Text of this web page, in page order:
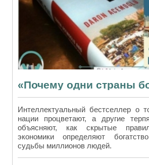
Интеллектуальный бестселлер о
нации процветают, а другие
объясняют, как скрытые
экономики определяют
судьбы миллионов людей.